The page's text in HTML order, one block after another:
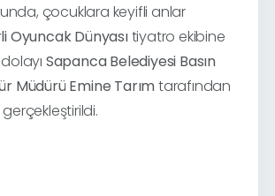
çocuklara keyifli anlar
Oyuncak Dünyasıtiyatro ekibine
Sapanca Belediyesi Basın
Müdürü Emine Tarımtarafından